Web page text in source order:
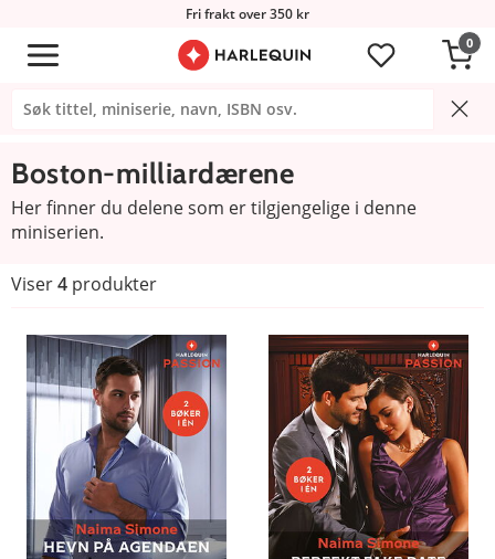
Fri frakt over 350 kr
0
Boston-milliardærene
Her finner du delene som er tilgjengelige i denne
miniserien.
Viser4 produkter